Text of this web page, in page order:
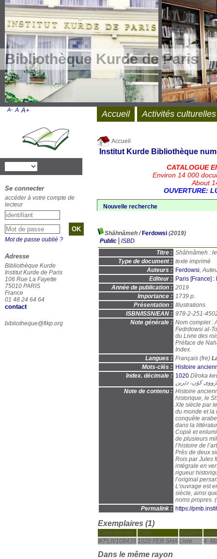
Bibliothèque Kurde de Paris
Accueil
Institut Kurde Bibliothèque
CATALOGUE
Environ 14 000
About
OUVERTURE:
Nouvelle recherche
Shâhnâmeh/ Ferdowsi (2019)
Public
ISBD
Titre : Shâhnâmeh :
Type de document : texte imprimé
Auteurs : Ferdowsi,
Editeur : Paris [France]
Année de publication : 2019
Importance : 1739 p.
Présentation : Illustrations.
ISBN/ISSN/EAN : 978-2-251-
Note générale : Nom complet :
Fedrdowsi al-
du Livre des
Préface de
Index.
Langues : Français (fre)
Mots-clés : Histoire
Index. décimale : 1020 Dîroka
کۆن، دێرین
Note de contenu : Histoire
historique, le
XIe siècle par
du monde et la
conquête
dans la
Copié et
de plusieurs
l’histoire de
Près de deux
Rois par Jules
intégrale en
rigueur
l’original
L’ouvrage est
siècle, ainsi
noms propres.
Permalink : https://
Exemplaires (1)
Code-barres Cote Support
IKPLIV108439 1020 FER SHA Livre 4-
Dans le même rayon
Accueil Activités culturelles
A- A A+
Se connecter
accéder à votre compte de
lecteur
Mot de passe oublié ?
Adresse
Bibliothèque Kurde
Institut Kurde de Paris
106 Rue La Fayette
75010 PARIS
France
01 48 24 64 64
contact
bibliotheque@fikp.org